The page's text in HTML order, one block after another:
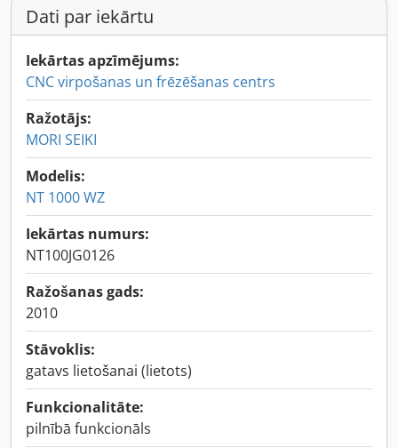
Dati par iekārtu
Iekārtas apzīmējums:
CNC virpošanas un frēzēšanas centrs
Ražotājs:
MORI SEIKI
Modelis:
NT 1000 WZ
Iekārtas numurs:
NT100JG0126
Ražošanas gads:
2010
Stāvoklis:
gatavs lietošanai (lietots)
Funkcionalitāte:
pilnībā funkcionāls